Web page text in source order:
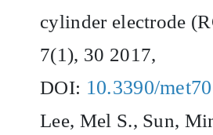
cylinder electrode
7(1), 30 2017,
DOI: 10.3390/
Lee, Mel S., Sun,